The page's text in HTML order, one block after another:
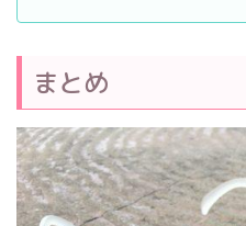
まとめ